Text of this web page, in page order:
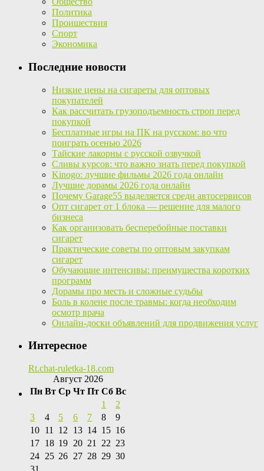
Политика
Проишествия
Спорт
Экономика
Последние новости
Низкие цены на сигареты для оптовых
покупателей
Как рассчитать грузоподъемность строп перед
покупкой
Бесплатные игры на ПК на русском: во что
поиграть осенью 2026
Тайские лакорны с русской озвучкой
Сливы курсов: что важно знать перед покупкой
Kinogo: лучшие фильмы 2026 года онлайн
Лучшие дорамы 2026 года онлайн
Почему Garage55 выделяется среди автосервисов
Опт сигарет от 1 блока — решение для малого
бизнеса
Как организовать бесперебойные поставки
сигарет
Практические советы по оптовым закупкам
сигарет
Обучающие интенсивы: преимущества коротких
программ
Дорамы про месть и сложные судьбы
Боль в колене после травмы: когда необходим
осмотр врача
Онлайн-доски объявлений для продвижения услуг
Интересное
Rt.chat-ruletka-18.com
Август 2026
Пн Вт Ср Чт Пт Сб Вс
1
2
3
4 5 6 7 8
9
10 11 12 13 14 15 16
17 18 19 20 21 22 23
24 25 26 27 28 29 30